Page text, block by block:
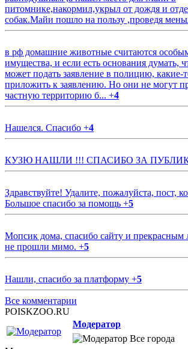
питомнике,накормил,укрыл от дождя и
собак.Майи пошло на пользу ,проведя
в рф домашние животные считаются
имущества, и если есть основания думать,
может подать заявление в полицию, какие-
приложить к заявлению. Но они не могут
частную территорию б... +4
Нашелся. Спасибо +4
КУЗЮ НАШЛИ !!! СПАСИБО ЗА
Здравствуйте! Удалите, пожалуйста, пост,
Большое спасибо за помощь +5
Мопсик дома, спасибо сайту и
не прошли мимо. +5
Нашли, спасибо за платформу +5
Все комментарии
POISKZOO.RU
Модератор
Все города